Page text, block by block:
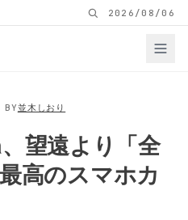
2026/08/06
BY並木しおり
望遠より「全
高のスマホカ